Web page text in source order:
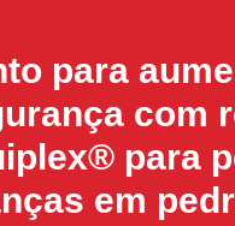
para
com
para
em